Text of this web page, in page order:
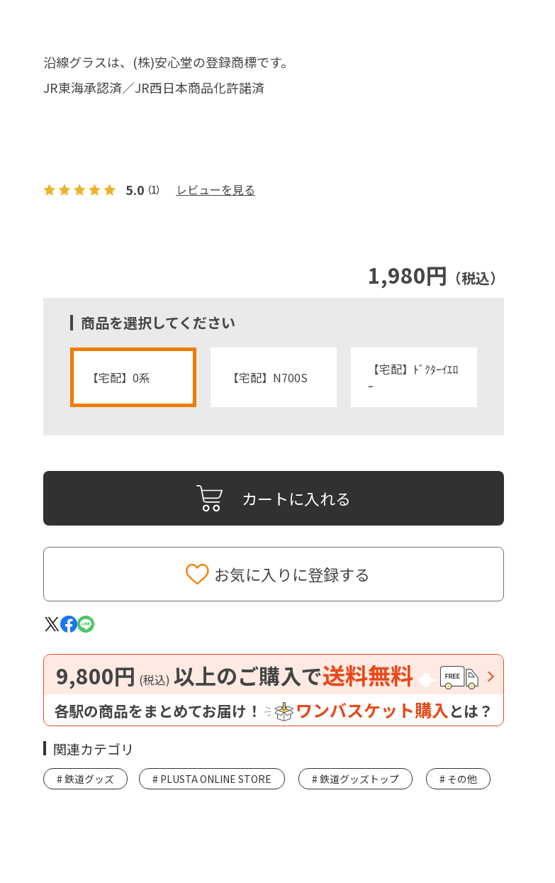
1,980円 （税込）
商品を選択してください
【宅配】0系 【宅配】N700S
【宅配】ﾄﾞｸﾀｰｲｴﾛ
ｰ
カートに入れる
お気に入りに登録する
沿線グラスは、(株)安心堂の登録商標です。
JR東海承認済／JR西日本商品化許諾済
5.0 （1） レビューを見る
9,800円 (税込) 以上のご購入で送料無料
各駅の商品をまとめてお届け！ ワンバスケット購入とは？
関連カテゴリ
鉄道グッズ PLUSTA ONLINE STORE 鉄道グッズトップ その他